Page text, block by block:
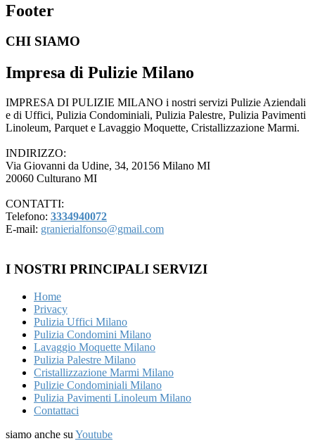
Footer
CHI SIAMO
Impresa di Pulizie Milano
IMPRESA DI PULIZIE MILANO i nostri servizi Pulizie Aziendali
e di Uffici, Pulizia Condominiali, Pulizia Palestre, Pulizia Pavimenti
Linoleum, Parquet e Lavaggio Moquette, Cristallizzazione Marmi.
INDIRIZZO:
Via Giovanni da Udine, 34, 20156 Milano MI
20060 Culturano MI
CONTATTI:
Telefono: 3334940072
E-mail: granierialfonso@gmail.com
I NOSTRI PRINCIPALI SERVIZI
Home
Privacy
Pulizia Uffici Milano
Pulizia Condomini Milano
Lavaggio Moquette Milano
Pulizia Palestre Milano
Cristallizzazione Marmi Milano
Pulizie Condominiali Milano
Pulizia Pavimenti Linoleum Milano
Contattaci
siamo anche su Youtube